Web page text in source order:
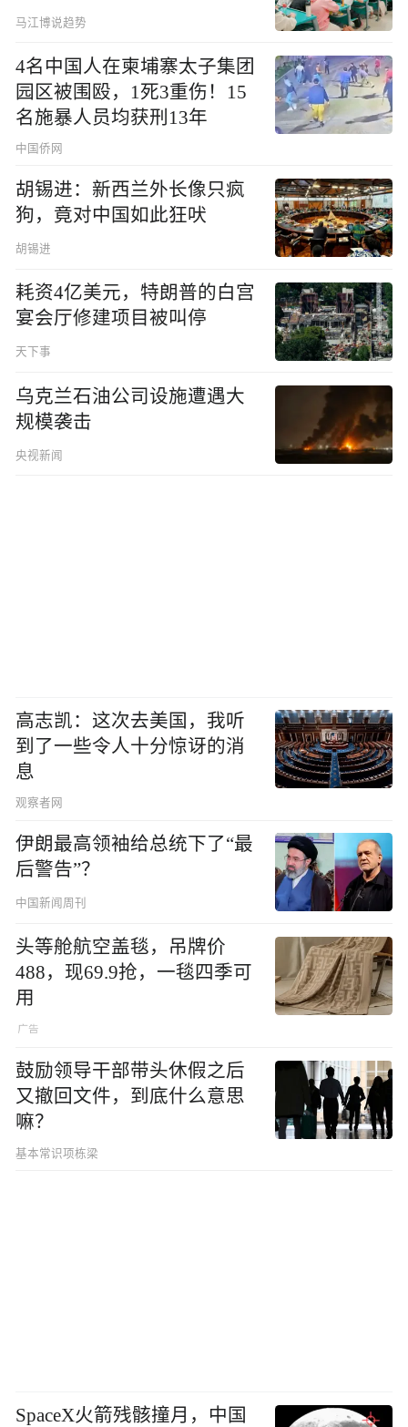
马江博说趋势
4名中国人在柬埔寨太子集团
园区被围殴，1死3重伤！15
名施暴人员均获刑13年
中国侨网
胡锡进：新西兰外长像只疯
狗，竟对中国如此狂吠
胡锡进
耗资4亿美元，特朗普的白宫
宴会厅修建项目被叫停
天下事
乌克兰石油公司设施遭遇大
规模袭击
央视新闻
高志凯：这次去美国，我听
到了一些令人十分惊讶的消
息
观察者网
伊朗最高领袖给总统下了“最
后警告”？
中国新闻周刊
头等舱航空盖毯，吊牌价
488，现69.9抢，一毯四季可
用
鼓励领导干部带头休假之后
又撤回文件，到底什么意思
嘛？
基本常识项栋梁
SpaceX火箭残骸撞月，中国